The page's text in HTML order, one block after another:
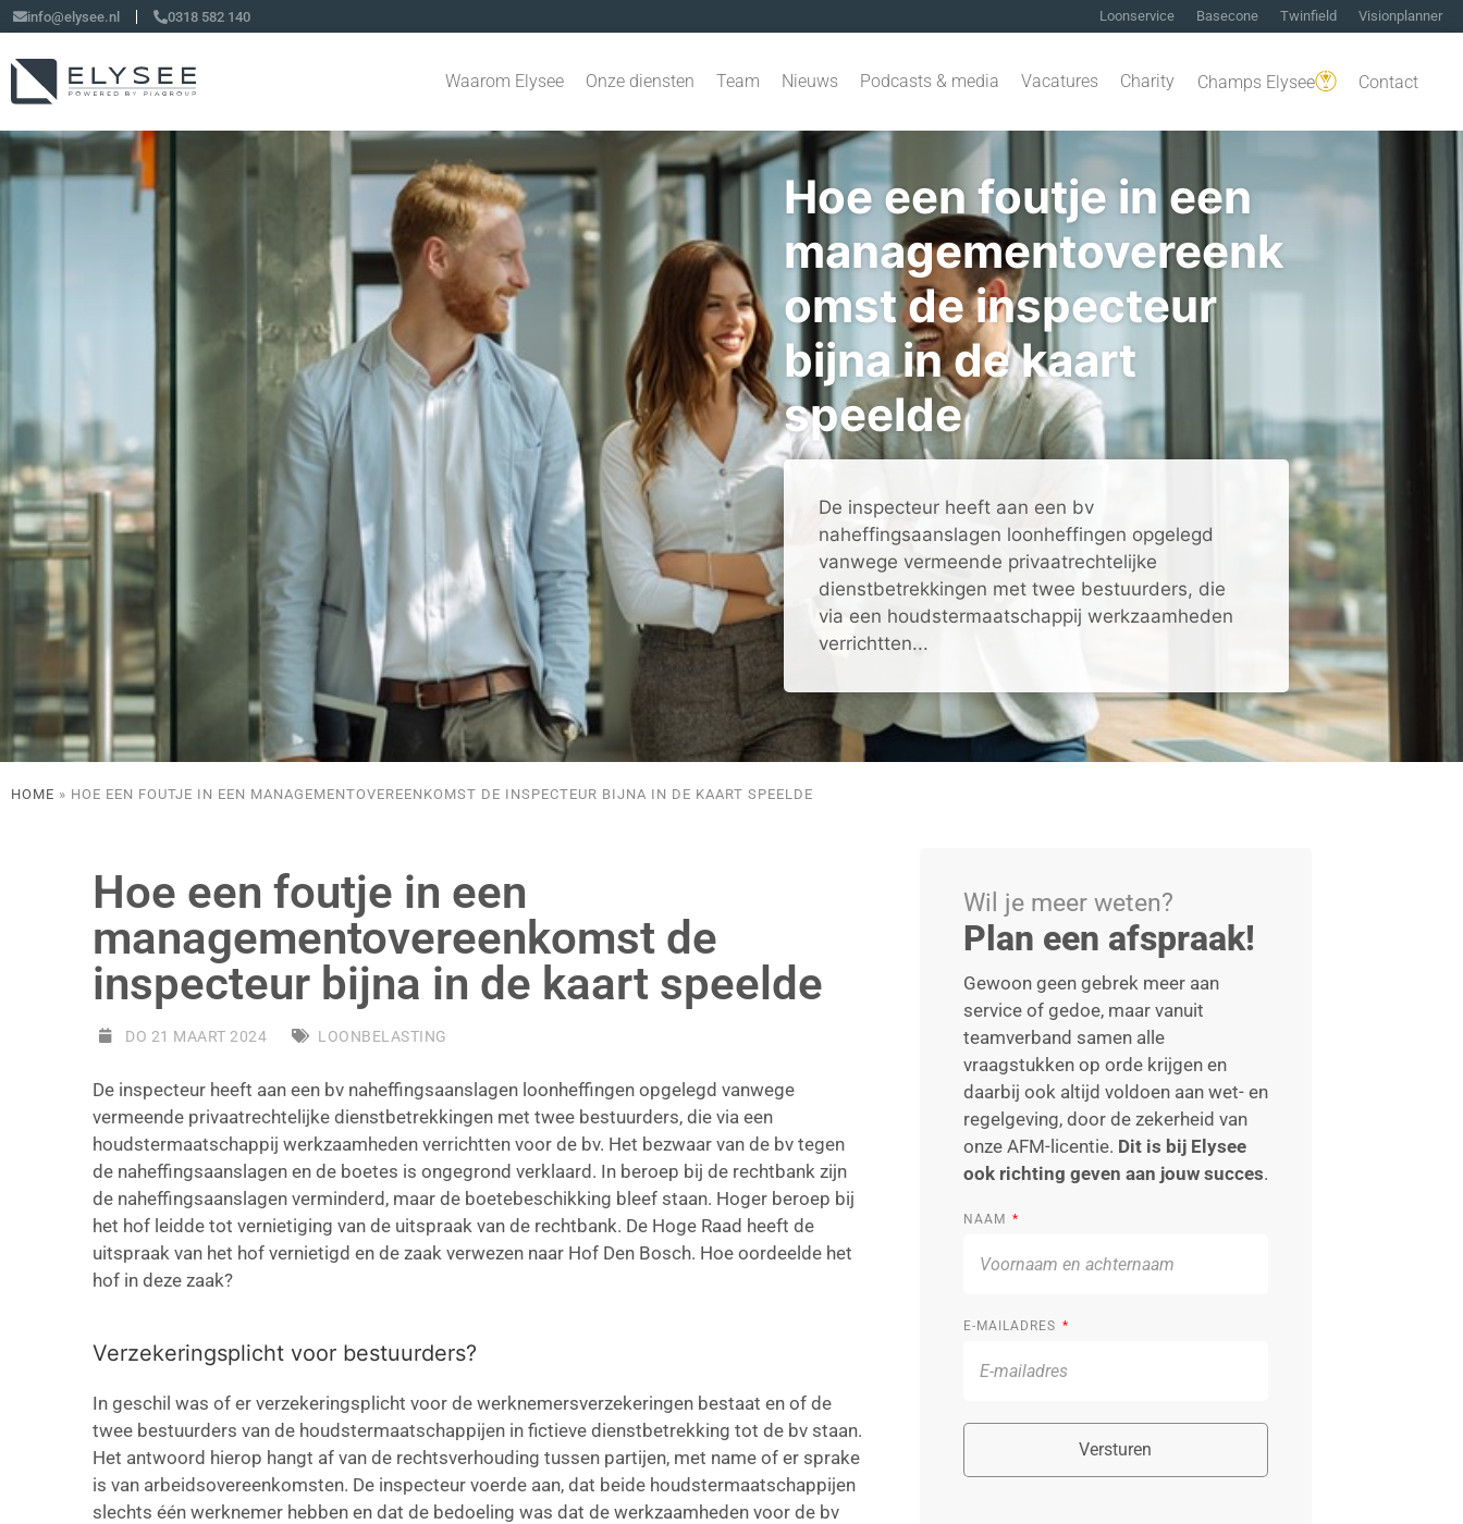
info@elysee.nl 0318 582 140 Loonservice Basecone Twinfield Visionplanner
Waarom Elysee Onze diensten Team Nieuws Podcasts & media Vacatures Charity Champs Elysee Contact
Hoe een foutje in een
managementovereenk
omst de inspecteur
bijna in de kaart
speelde
De inspecteur heeft aan een bv
naheffingsaanslagen loonheffingen opgelegd
vanwege vermeende privaatrechtelijke
dienstbetrekkingen met twee bestuurders, die
via een houdstermaatschappij werkzaamheden
verrichtten...
HOME » HOE EEN FOUTJE IN EEN MANAGEMENTOVEREENKOMST DE INSPECTEUR BIJNA IN DE KAART SPEELDE
Hoe een foutje in een
managementovereenkomst de
inspecteur bijna in de kaart speelde
DO 21 MAART 2024 LOONBELASTING
De inspecteur heeft aan een bv naheffingsaanslagen loonheffingen opgelegd vanwege
vermeende privaatrechtelijke dienstbetrekkingen met twee bestuurders, die via een
houdstermaatschappij werkzaamheden verrichtten voor de bv. Het bezwaar van de bv tegen
de naheffingsaanslagen en de boetes is ongegrond verklaard. In beroep bij de rechtbank zijn
de naheffingsaanslagen verminderd, maar de boetebeschikking bleef staan. Hoger beroep bij
het hof leidde tot vernietiging van de uitspraak van de rechtbank. De Hoge Raad heeft de
uitspraak van het hof vernietigd en de zaak verwezen naar Hof Den Bosch. Hoe oordeelde het
hof in deze zaak?
Verzekeringsplicht voor bestuurders?
In geschil was of er verzekeringsplicht voor de werknemersverzekeringen bestaat en of de
twee bestuurders van de houdstermaatschappijen in fictieve dienstbetrekking tot de bv staan.
Het antwoord hierop hangt af van de rechtsverhouding tussen partijen, met name of er sprake
is van arbeidsovereenkomsten. De inspecteur voerde aan, dat beide houdstermaatschappijen
slechts één werknemer hebben en dat de bedoeling was dat de werkzaamheden voor de bv
Wil je meer weten?
Plan een afspraak!
Gewoon geen gebrek meer aan
service of gedoe, maar vanuit
teamverband samen alle
vraagstukken op orde krijgen en
daarbij ook altijd voldoen aan wet- en
regelgeving, door de zekerheid van
onze AFM-licentie. Dit is bij Elysee
ook richting geven aan jouw succes.
NAAM
E-MAILADRES
Versturen